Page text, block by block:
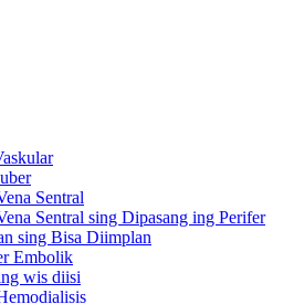
Sentral
Sentral sing Dipasang ing Perifer
sing Bisa Diimplan
Embolik
wis diisi